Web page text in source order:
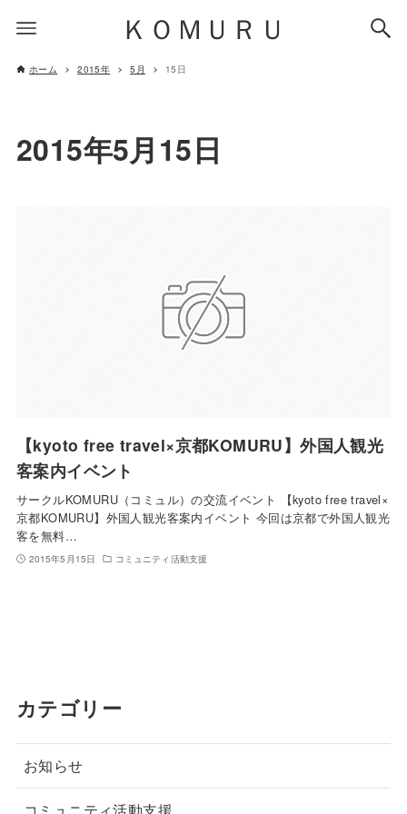
ＫＯＭＵＲＵ
ホーム 2015年 5月 15日
2015年5月15日
【kyoto free travel×京都KOMURU】外国人観光
客案内イベント
サークルKOMURU（コミュル）の交流イベント 【kyoto free travel×
京都KOMURU】外国人観光客案内イベント 今回は京都で外国人観光
客を無料…
2015年5月15日 コミュニティ活動支援
カテゴリー
お知らせ